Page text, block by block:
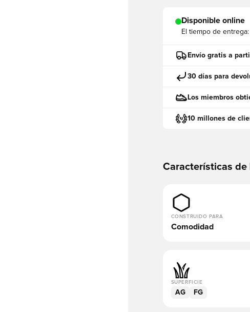
Disponible online
El tiempo de entrega:
Envío gratis a
30 días para
Los miembros
10 millones de
Características de
CONSTRUIDO PARA
Comodidad
SUPERFICIE
AG FG